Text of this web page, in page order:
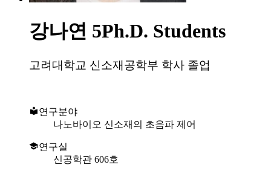
강나연 5Ph.D. Students
고려대학교 신소재공학부 학사 졸업
연구분야
나노바이오 신소재의 초음파 제어
연구실
신공학관 606호